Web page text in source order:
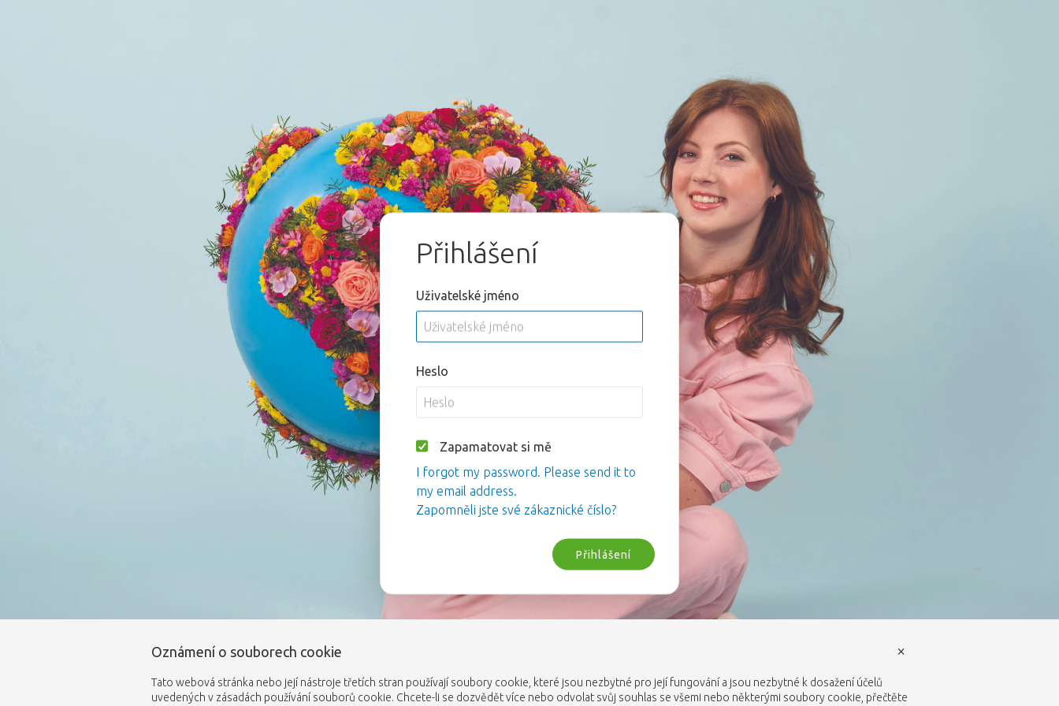
Přihlášení
Uživatelské jméno
Heslo
Zapamatovat si mě
I forgot my password. Please send it to
my email address.
Zapomněli jste své zákaznické číslo?
Přihlášení
Oznámení o souborech cookie
Tato webová stránka nebo její nástroje třetích stran používají soubory cookie, které jsou nezbytné pro její fungování a jsou nezbytné k dosažení účelů
uvedených v zásadách používání souborů cookie. Chcete-li se dozvědět více nebo odvolat svůj souhlas se všemi nebo některými soubory cookie, přečtěte
×